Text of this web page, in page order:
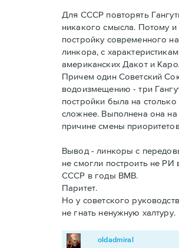
Для СССР повторять
никакого смысла. Потому и
постройку современного
линкора, с
американских Дакот и
Причем один Советский
водоизмещению - три
постройки была на
сложнее. Выполнена она на
причине смены
Вывод - линкоры с
не смогли построить не
СССР в годы ВМВ.
Паритет.
Но у советского
не гнать ненужную халтуру.
oldadmiral